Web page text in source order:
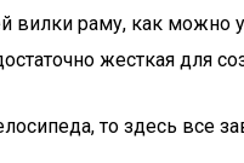
вилки раму, как
жесткая для
то здесь все